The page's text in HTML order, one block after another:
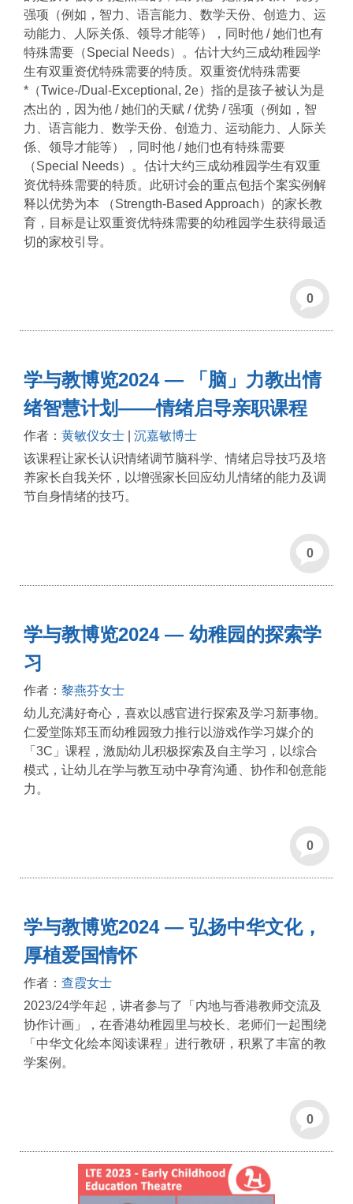
强项（例如，智力、语言能力、数学天份、创造力、运
动能力、人际关係、领导才能等），同时他 / 她们也有
特殊需要（Special Needs）。估计大约三成幼稚园学
生有双重资优特殊需要的特质。双重资优特殊需要
*（Twice-/Dual-Exceptional, 2e）指的是孩子被认为是
杰出的，因为他 / 她们的天赋 / 优势 / 强项（例如，智
力、语言能力、数学天份、创造力、运动能力、人际关
係、领导才能等），同时他 / 她们也有特殊需要
（Special Needs）。估计大约三成幼稚园学生有双重
资优特殊需要的特质。此研讨会的重点包括个案实例解
释以优势为本 （Strength-Based Approach）的家长教
育，目标是让双重资优特殊需要的幼稚园学生获得最适
切的家校引导。
0
学与教博览2024 — 「脑」力教出情
绪智慧计划——情绪启导亲职课程
作者： 黄敏仪女士
沉嘉敏博士
该课程让家长认识情绪调节脑科学、情绪启导技巧及培
养家长自我关怀，以增强家长回应幼儿情绪的能力及调
节自身情绪的技巧。
0
学与教博览2024 — 幼稚园的探索学
习
作者： 黎燕芬女士
幼儿充满好奇心，喜欢以感官进行探索及学习新事物。
仁爱堂陈郑玉而幼稚园致力推行以游戏作学习媒介的
「3C」课程，激励幼儿积极探索及自主学习，以综合
模式，让幼儿在学与教互动中孕育沟通、协作和创意能
力。
0
学与教博览2024 — 弘扬中华文化，
厚植爱国情怀
作者： 查霞女士
2023/24学年起，讲者参与了「内地与香港教师交流及
协作计画」，在香港幼稚园里与校长、老师们一起围绕
「中华文化绘本阅读课程」进行教研，积累了丰富的教
学案例。
0